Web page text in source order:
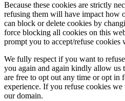
Because these cookies are strictly
refusing them will have impact how
can block or delete cookies by
force blocking all cookies on this
prompt you to accept/refuse cookies
We fully respect if you want to
you again and again kindly allow us
are free to opt out any time or opt in
experience. If you refuse cookies
our domain.